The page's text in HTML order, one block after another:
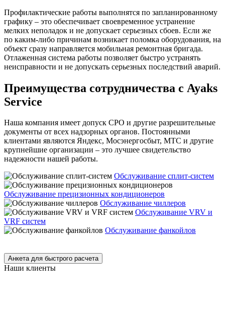
Профилактические работы выполнятся по запланированному
графику – это обеспечивает своевременное устранение
мелких неполадок и не допускает серьезных сбоев. Если же
по каким-либо причинам возникает поломка оборудования, на
объект сразу направляется мобильная ремонтная бригада.
Отлаженная система работы позволяет быстро устранять
неисправности и не допускать серьезных последствий аварий.
Преимущества сотрудничества с Ayaks
Service
Наша компания имеет допуск СРО и другие разрешительные
документы от всех надзорных органов. Постоянными
клиентами являются Яндекс, Мосэнергосбыт, МТС и другие
крупнейшие организации – это лучшее свидетельство
надежности нашей работы.
Обслуживание сплит-систем
Обслуживание прецизионных кондиционеров
Обслуживание чиллеров
Обслуживание VRV и
VRF систем
Обслуживание фанкойлов
Анкета для быстрого расчета
Наши клиенты